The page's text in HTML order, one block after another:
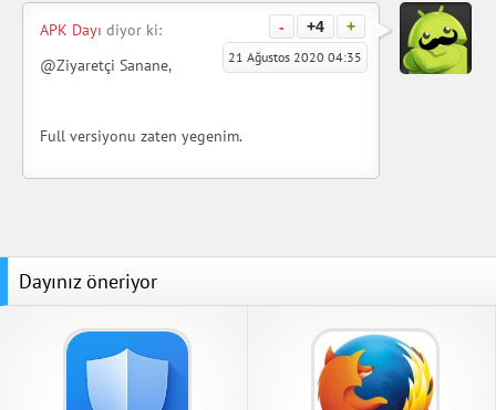
- +4 +
APK Dayı diyor ki:
21 Ağustos 2020 04:35
@Ziyaretçi Sanane,
Full versiyonu zaten yegenim.
Dayınız öneriyor